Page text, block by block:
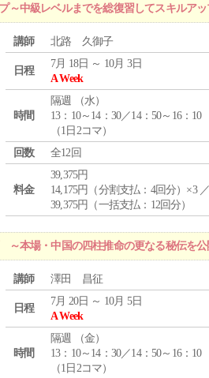
～中級レベルまでを総復習してスキルア
講師 北路 久御子
日程
7月 18日 ～ 10月 3日
A Week
時間
隔週 （水）
13：10～14：30／14：50～16：10
（1日2コマ）
回数
全12回
料金
39,375円
14,175円（分割支払：4回分）×3
39,375円（一括支払：12回分）
～本場・中国の四柱推命の更なる秘伝を
講師 澤田 昌征
日程
7月 20日 ～ 10月 5日
A Week
時間
隔週 （金）
13：10～14：30／14：50～16：10
（1日2コマ）